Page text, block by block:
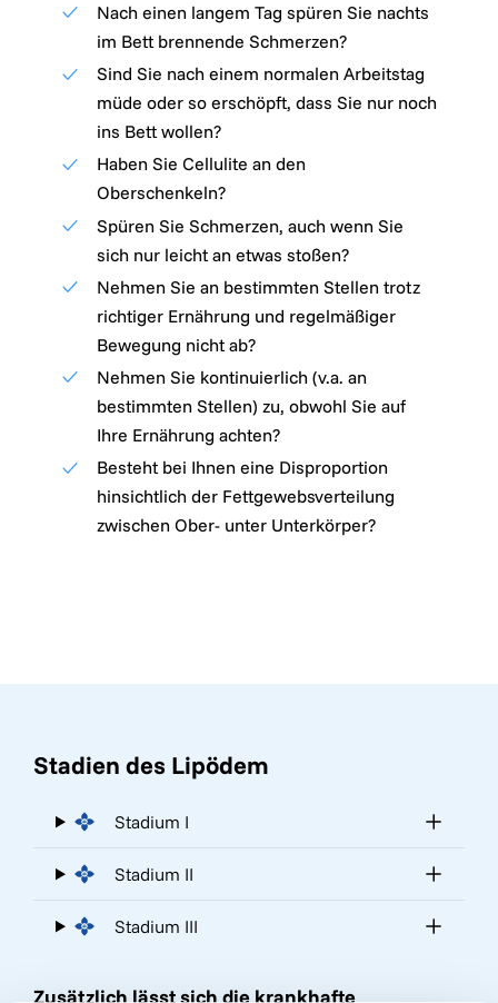
Nach einen langem Tag spüren Sie nachts
im Bett brennende Schmerzen?
Sind Sie nach einem normalen Arbeitstag
müde oder so erschöpft, dass Sie nur noch
ins Bett wollen?
Haben Sie Cellulite an den
Oberschenkeln?
Spüren Sie Schmerzen, auch wenn Sie
sich nur leicht an etwas stoßen?
Nehmen Sie an bestimmten Stellen trotz
richtiger Ernährung und regelmäßiger
Bewegung nicht ab?
Nehmen Sie kontinuierlich (v.a. an
bestimmten Stellen) zu, obwohl Sie auf
Ihre Ernährung achten?
Besteht bei Ihnen eine Disproportion
hinsichtlich der Fettgewebsverteilung
zwischen Ober- unter Unterkörper?
Stadien des Lipödem
Stadium I
Stadium II
Stadium III
Zusätzlich lässt sich die krankhafte